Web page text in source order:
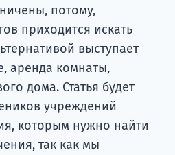
потому,
приходится искать
выступает
аренда комнаты,
дома. Статья будет
учреждений
которым нужно найти
так как мы